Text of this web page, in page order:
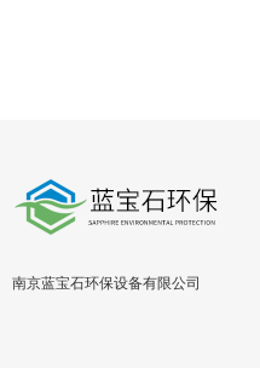
南京蓝宝石环保设备有限公司